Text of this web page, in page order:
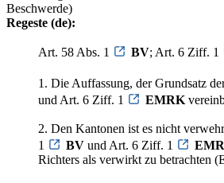
Beschwerde)
Regeste (de):
Art. 58 Abs. 1 BV; Art. 6 Ziff. 1
1. Die Auffassung, der Grundsatz
und Art. 6 Ziff. 1
EMRK
2. Den Kantonen ist es nicht
1
BV und Art. 6 Ziff. 1
Richters als verwirkt zu betrachten